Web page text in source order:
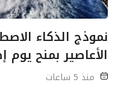
نموذج الذكاء
الأعاصير بمنح يوم
منذ 5 ساعات